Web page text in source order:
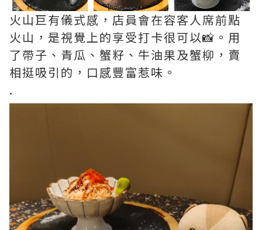
火山巨有儀式感，店員會在容客人席前點
火山，是視覺上的享受打卡很可以📸。用
了帶子、青瓜、蟹籽、牛油果及蟹柳，賣
相挺吸引的，口感豐富惹味。
.